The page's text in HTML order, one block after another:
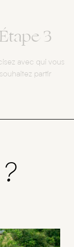
3
avec qui vous
souhaitez partir